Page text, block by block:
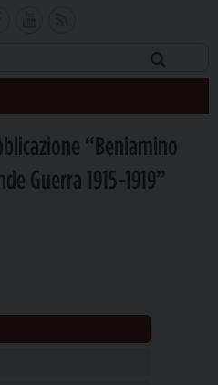
“Beniamino
Guerra 1915-1919”